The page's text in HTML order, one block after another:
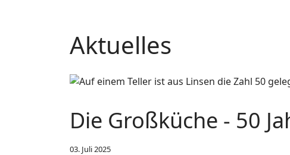
Aktuelles
Die Großküche - 50
03. Juli 2025